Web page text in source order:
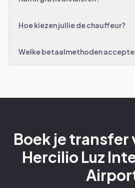
Hoe kiezen jullie de chauffeur?
Welke betaalmethoden
Boek je transfer
Hercilio Luz